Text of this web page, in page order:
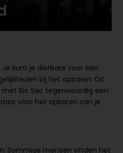
kunt je dierbare voor een
bij het opbaren. Dit
Bio Sac tegenwoordig een
voor het opbaren van je
Sommige mensen vinden het